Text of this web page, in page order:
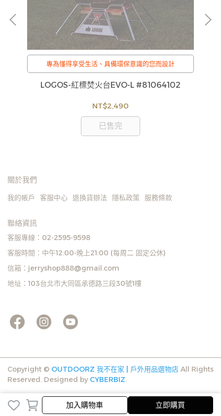
加入購物車 立即購買
專為懂得享受生活、具備環保意識的您而設計
LOGOS-紅標焚火台EVO-L #81064102
NT$2,490
已售完
關於我們
我的帳戶 客服中心 退換貨辦法 隱私政策 服務條款
聯絡資訊
客服專線：02-2595-9598
客服時間：中午12:00-晚上21:00 (每周二 固定公休)
信箱：jerryshop888@gmail.com
地址：103台北市大同區承德路三段30號1樓
Copyright © OUTDOORZ 我不在家 | 戶外用品選物店 All Rights
Reserved. Designed by CYBERBIZ.